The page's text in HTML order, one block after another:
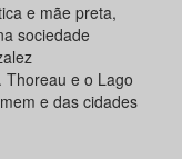
e mãe preta,
sociedade
Thoreau e o Lago
e das cidades